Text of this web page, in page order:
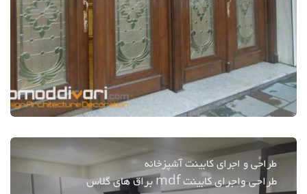
طراحی و اجرای کابینت آشپزخانه
طراحی واجرای کابینت mdf براق های گلاس